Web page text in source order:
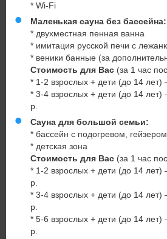
* Wi-Fi
Маленькая сауна без бассейна:
* двухместная пенная ванна
* имитация русской печи с
* веники банные (за
Стоимость для Вас (за 1 час
* 1-2 взрослых + дети (до 14
* 3-4 взрослых + дети (до 14
р.
Сауна для большой семьи:
* бассейн с подогревом,
* детская зона
Стоимость для Вас (за 1 час
* 1-2 взрослых + дети (до 14
р.
* 3-4 взрослых + дети (до 14
р.
* 5-6 взрослых + дети (до 14
р.